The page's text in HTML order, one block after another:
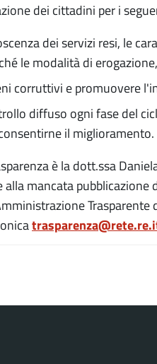
dei cittadini per i
dei servizi resi, le
le modalità di erogazione,
corruttivi e promuovere
diffuso ogni fase del
il miglioramento.
è la dott.ssa
alla mancata
Trasparente